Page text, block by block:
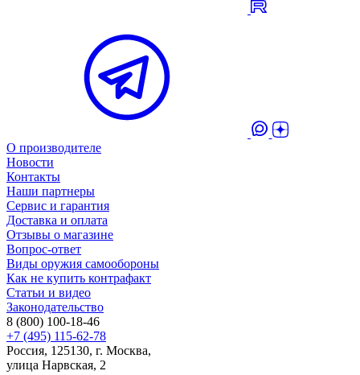
О производителе
Новости
Контакты
Наши партнеры
Сервис и гарантия
Доставка и оплата
Отзывы о магазине
Вопрос-ответ
Виды оружия самообороны
Как не купить контрафакт
Статьи и видео
Законодательство
8 (800) 100-18-46
+7 (495) 115-62-78
Россия, 125130, г. Москва,
улица Нарвская, 2